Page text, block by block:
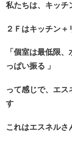
私たちは、キッチ
２Ｆはキッチン
「個室は最低限
っぱい振る 」
って感じで、エス
す
これはエスネル